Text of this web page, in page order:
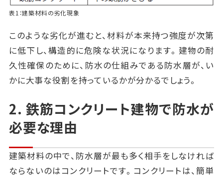
表1：建築材料の劣化現象
このような劣化が進むと、材料が本来持つ強度が次第
に低下し、構造的に危険な状況になります。建物の耐
久性確保のために、防水の仕組みである防水層が、い
かに大事な役割を持っているかが分かるでしょう。
2. 鉄筋コンクリート建物で防水が
必要な理由
建築材料の中で、防水層が最も多く相手をしなければ
ならないのはコンクリートです。コンクリートは、簡単